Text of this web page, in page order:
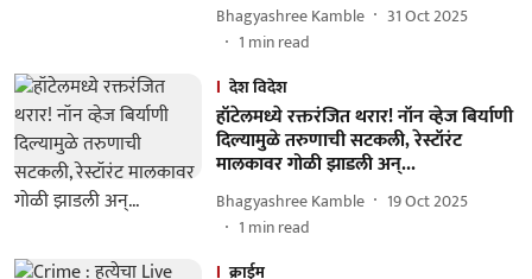
Bhagyashree Kamble
31 Oct 2025
1 min read
देश विदेश
हॉटेलमध्ये रक्तरंजित थरार! नॉन व्हेज बिर्याणी
दिल्यामुळे तरुणाची सटकली, रेस्टॉरंट
मालकावर गोळी झाडली अन्...
Bhagyashree Kamble
19 Oct 2025
1 min read
क्राईम